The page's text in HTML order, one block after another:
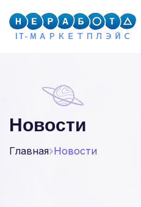
Новости
Главная Новости